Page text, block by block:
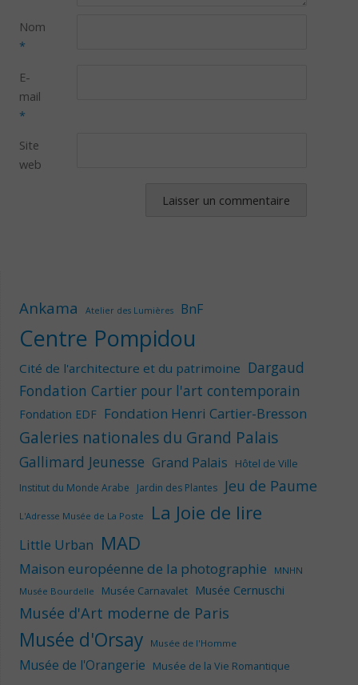
Nom
*
E-
mail
*
Site
web
Ankama Atelier des Lumières BnF
Centre Pompidou
Cité de l'architecture et du patrimoine Dargaud
Fondation Cartier pour l'art contemporain
Fondation EDF Fondation Henri Cartier-Bresson
Galeries nationales du Grand Palais
Gallimard Jeunesse Grand Palais Hôtel de Ville
Institut du Monde Arabe Jardin des Plantes Jeu de Paume
L'Adresse Musée de La Poste La Joie de lire
Little Urban MAD
Maison européenne de la photographie
MNHN
Musée Bourdelle
Musée Carnavalet Musée Cernuschi
Musée d'Art moderne de Paris
Musée d'Orsay Musée de l'Homme
Musée de l'Orangerie Musée de la Vie Romantique